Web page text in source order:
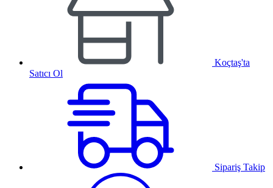
Koçtaş'ta
Satıcı Ol
Sipariş Takip